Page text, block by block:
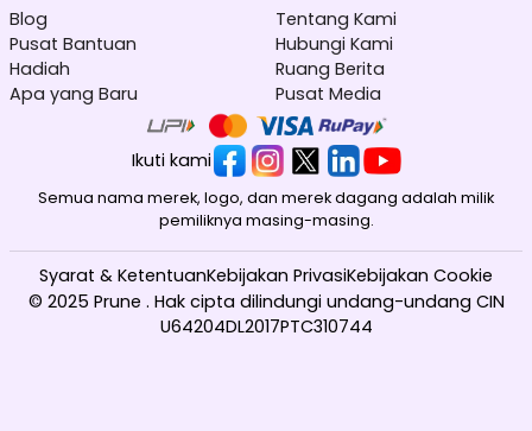
Blog
Pusat Bantuan
Hadiah
Apa yang Baru
Tentang Kami
Hubungi Kami
Ruang Berita
Pusat Media
Ikuti kami
Semua nama merek, logo, dan merek dagang adalah milik
pemiliknya masing-masing.
© 2025 Prune . Hak cipta dilindungi undang-undang CIN
U64204DL2017PTC310744
Syarat & KetentuanKebijakan PrivasiKebijakan Cookie